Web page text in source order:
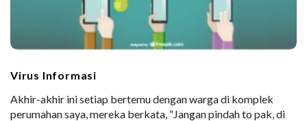
Virus Informasi
Akhir-akhir ini setiap bertemu dengan warga di komplek
perumahan saya, mereka berkata, “Jangan pindah to pak, di